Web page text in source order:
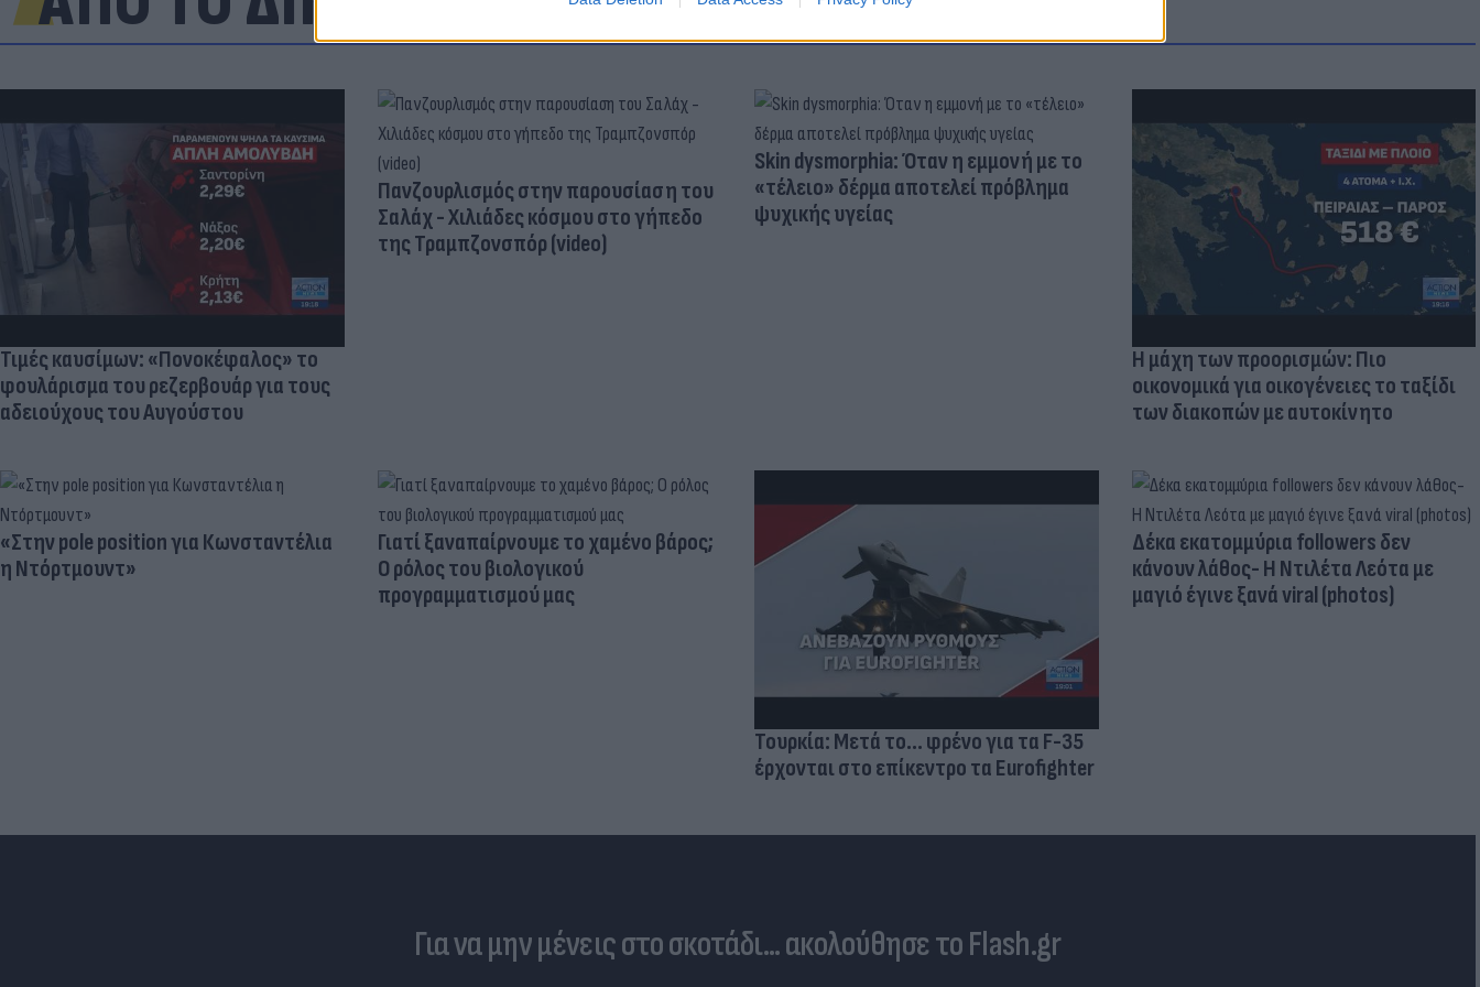
Τιμές καυσίμων: «Πονοκέφαλος» το
φουλάρισμα του ρεζερβουάρ για τους
αδειούχους του Αυγούστου
Πανζουρλισμός στην παρουσίαση του
Σαλάχ - Χιλιάδες κόσμου στο γήπεδο
της Τραμπζονσπόρ (video)
Skin dysmorphia: Όταν η εμμονή με το
«τέλειο» δέρμα αποτελεί πρόβλημα
ψυχικής υγείας
Η μάχη των προορισμών: Πιο
οικονομικά για οικογένειες το ταξίδι
των διακοπών με αυτοκίνητο
«Στην pole position για Κωνσταντέλια
η Ντόρτμουντ»
Γιατί ξαναπαίρνουμε το χαμένο βάρος;
Ο ρόλος του βιολογικού
προγραμματισμού μας
Τουρκία: Μετά το... φρένο για τα F-35
έρχονται στο επίκεντρο τα Eurofighter
Δέκα εκατομμύρια followers δεν
κάνουν λάθος- Η Ντιλέτα Λεότα με
μαγιό έγινε ξανά viral (photos)
Για να μην μένεις στο σκοτάδι... ακολούθησε το Flash.gr